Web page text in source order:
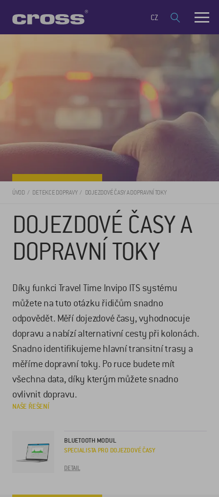
CZ
ÚVOD DETEKCE DOPRAVY DOJEZDOVÉ ČASY A DOPRAVNÍ TOKY
DOJEZDOVÉ ČASY A
DOPRAVNÍ TOKY
Díky funkci Travel Time Invipo ITS systému
můžete na tuto otázku řidičům snadno
odpovědět. Měří dojezdové časy, vyhodnocuje
dopravu a nabízí alternativní cesty při kolonách.
Snadno identifikujeme hlavní transitní trasy a
měříme dopravní toky. Po ruce budete mít
všechna data, díky kterým můžete snadno
ovlivnit dopravu.
NAŠE ŘEŠENÍ
BLUETOOTH MODUL
SPECIALISTA PRO DOJEZDOVÉ ČASY
DETAIL